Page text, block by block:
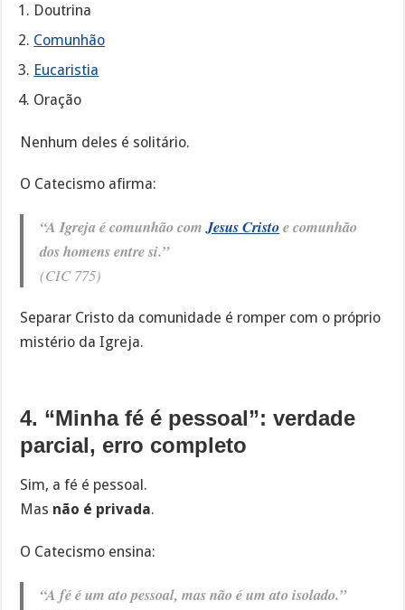
Doutrina
Comunhão
Eucaristia
Oração
Nenhum deles é solitário.
O Catecismo afirma:
“A Igreja é comunhão comJesus Cristoe comunhão
dos homens entre si.”
(CIC 775)
Separar Cristo da comunidade é romper com o próprio
mistério da Igreja.
4. “Minha fé é pessoal”: verdade
parcial, erro completo
Sim, a fé é pessoal.
Mas não é privada.
O Catecismo ensina:
“A fé é um ato pessoal, mas não é um ato isolado.”